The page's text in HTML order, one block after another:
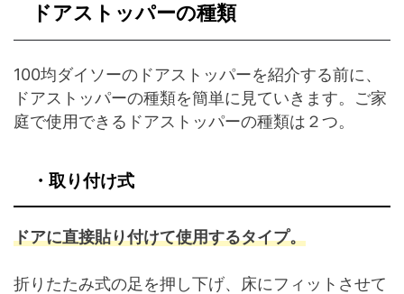
ドアストッパーの種類
100均ダイソーのドアストッパーを紹介する前に、
ドアストッパーの種類を簡単に見ていきます。ご家
庭で使用できるドアストッパーの種類は２つ。
・取り付け式
ドアに直接貼り付けて使用するタイプ。
折りたたみ式の足を押し下げ、床にフィットさせて